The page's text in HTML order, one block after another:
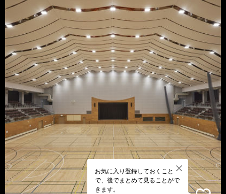
お気に入り登録しておくこと
で、後でまとめて見ることがで
きます。